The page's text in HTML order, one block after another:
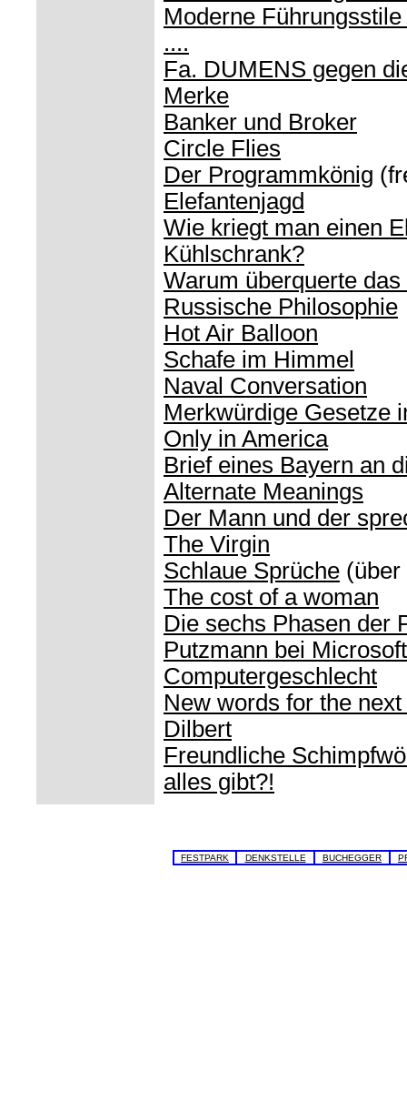
Moderne
....
Fa. DUMENS gegen
Merke
Banker und Broker
Circle Flies
Der Programmkönig
Elefantenjagd
Wie kriegt man einen
Kühlschrank?
Warum überquerte
Russische Philosophie
Hot Air Balloon
Schafe im Himmel
Naval Conversation
Merkwürdige Gesetze
Only in America
Brief eines Bayern an
Alternate Meanings
Der Mann und der
The Virgin
Schlaue Sprüche (über
The cost of a woman
Die sechs Phasen der
Putzmann bei Microsoft
Computergeschlecht
New words for the
Dilbert
Freundliche
alles gibt?!
FESTPARK DENKSTELLE BUCHEGGER